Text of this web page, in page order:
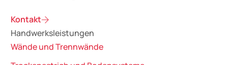
Kontakt
Handwerksleistungen
Wände und Trenn­wände